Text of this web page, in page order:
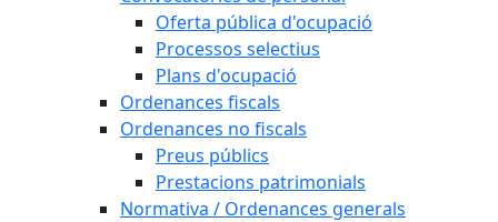
Oferta pública d'ocupació
Processos selectius
Plans d'ocupació
Ordenances fiscals
Ordenances no fiscals
Preus públics
Prestacions patrimonials
Normativa / Ordenances generals